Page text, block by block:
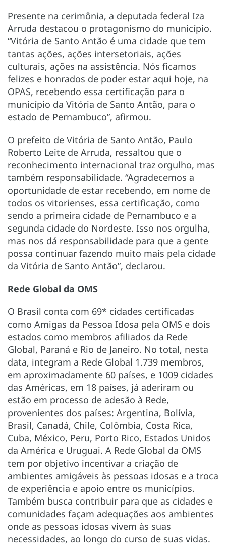
Presente na cerimônia, a deputada federal Iza
Arruda destacou o protagonismo do município.
“Vitória de Santo Antão é uma cidade que tem
tantas ações, ações intersetoriais, ações
culturais, ações na assistência. Nós ficamos
felizes e honrados de poder estar aqui hoje, na
OPAS, recebendo essa certificação para o
município da Vitória de Santo Antão, para o
estado de Pernambuco”, afirmou.
O prefeito de Vitória de Santo Antão, Paulo
Roberto Leite de Arruda, ressaltou que o
reconhecimento internacional traz orgulho, mas
também responsabilidade. “Agradecemos a
oportunidade de estar recebendo, em nome de
todos os vitorienses, essa certificação, como
sendo a primeira cidade de Pernambuco e a
segunda cidade do Nordeste. Isso nos orgulha,
mas nos dá responsabilidade para que a gente
possa continuar fazendo muito mais pela cidade
da Vitória de Santo Antão”, declarou.
Rede Global da OMS
O Brasil conta com 69* cidades certificadas
como Amigas da Pessoa Idosa pela OMS e dois
estados como membros afiliados da Rede
Global, Paraná e Rio de Janeiro. No total, nesta
data, integram a Rede Global 1.739 membros,
em aproximadamente 60 países, e 1009 cidades
das Américas, em 18 países, já aderiram ou
estão em processo de adesão à Rede,
provenientes dos países: Argentina, Bolívia,
Brasil, Canadá, Chile, Colômbia, Costa Rica,
Cuba, México, Peru, Porto Rico, Estados Unidos
da América e Uruguai. A Rede Global da OMS
tem por objetivo incentivar a criação de
ambientes amigáveis às pessoas idosas e a troca
de experiência e apoio entre os municípios.
Também busca contribuir para que as cidades e
comunidades façam adequações aos ambientes
onde as pessoas idosas vivem às suas
necessidades, ao longo do curso de suas vidas.